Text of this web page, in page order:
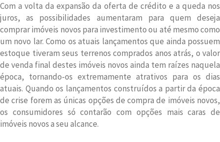
Com a volta da expansão da oferta de crédito e a queda nos
juros, as possibilidades aumentaram para quem deseja
comprar imóveis novos para investimento ou até mesmo como
um novo lar. Como os atuais lançamentos que ainda possuem
estoque tiveram seus terrenos comprados anos atrás, o valor
de venda final destes imóveis novos ainda tem raízes naquela
época, tornando-os extremamente atrativos para os dias
atuais. Quando os lançamentos construídos a partir da época
de crise forem as únicas opções de compra de imóveis novos,
os consumidores só contarão com opções mais caras de
imóveis novos a seu alcance.